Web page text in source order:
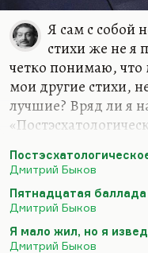
Я сам с собой
стихи же не я
четко понимаю, что
мои другие стихи,
лучшие? Вряд ли я
я напишу что-то
(«Если б был я Дэн
любимого
рыбке»… Вообще,
звучит так:
Дмитрий Быков
Пятнадцатая баллада
Дмитрий Быков
Я мало жил, но я
Дмитрий Быков